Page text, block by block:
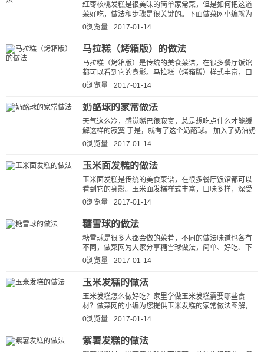
红枣核桃发糕是很美味的简单家常菜，但是如何把这道
菜好吃，做法和步骤是很关键的。下面做菜网小编就为
大家说说红枣核桃发糕的做法步...
0浏览量 2017-01-14
马拉糕（烤箱版）的做法
马拉糕（烤箱版）是传统的美食菜谱，在很多餐厅饭馆
都可以看到它的身影。马拉糕（烤箱版）样式丰富，口
味多样，深受大家喜爱。话间口水都快流下...
0浏览量 2017-01-14
奶酪球的家常做法
天气这么冷，感觉嘴巴很寂寞，总是想吃点什么才能缓
解这样的寂寞 于是，就有了这个奶酪球。 加入了奶油奶
酪和芝士粉，绝对是奶味浓郁到不...
0浏览量 2017-01-14
玉米面发糕的做法
玉米面发糕是传统的美食菜谱，在很多餐厅饭馆都可以
看到它的身影。玉米面发糕样式丰富，口味多样，深受
大家喜爱。话间口水都快流下来了...
0浏览量 2017-01-14
糖雪球的做法
糖雪球是很多人都会做的菜肴，不同的做法味道也各有
不同，做菜网为大家分享糖雪球做法，简单、好吃、下
饭。按这种方法做出的糖雪球香甜...
0浏览量 2017-01-14
玉米发糕的做法
玉米发糕怎么做好吃？家里学做玉米发糕需要哪些食
材？做菜网的小编为您提供玉米发糕的家常做法图解，
让厨房新手也能做出美味可口的玉米...
0浏览量 2017-01-14
紫薯发糕的做法